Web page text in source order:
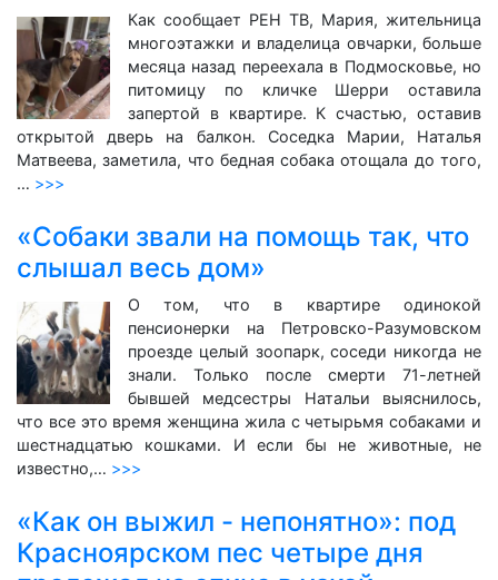
Как сообщает РЕН ТВ, Мария, жительница
многоэтажки и владелица овчарки, больше
месяца назад переехала в Подмосковье, но
питомицу по кличке Шерри оставила
запертой в квартире. К счастью, оставив
открытой дверь на балкон. Соседка Марии, Наталья
Матвеева, заметила, что бедная собака отощала до того,
… >>>
«Собаки звали на помощь так, что
слышал весь дом»
О том, что в квартире одинокой
пенсионерки на Петровско-Разумовском
проезде целый зоопарк, соседи никогда не
знали. Только после смерти 71-летней
бывшей медсестры Натальи выяснилось,
что все это время женщина жила с четырьмя собаками и
шестнадцатью кошками. И если бы не животные, не
известно,… >>>
«Как он выжил - непонятно»: под
Красноярском пес четыре дня